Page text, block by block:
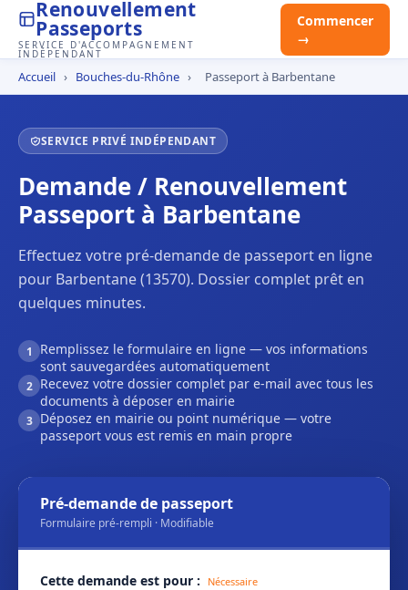
Renouvellement
Passeports
SERVICE D'ACCOMPAGNEMENT
INDÉPENDANT
Commencer
→
Accueil › Bouches-du-Rhône › Passeport à Barbentane
SERVICE PRIVÉ INDÉPENDANT
Demande / Renouvellement
Passeport à Barbentane
Effectuez votre pré-demande de passeport en ligne
pour Barbentane (13570). Dossier complet prêt en
quelques minutes.
1
Remplissez le formulaire en ligne — vos informations
sont sauvegardées automatiquement
2 Recevez votre dossier complet par e-mail avec tous les
documents à déposer en mairie
3 Déposez en mairie ou point numérique — votre
passeport vous est remis en main propre
Pré-demande de passeport
Formulaire pré-rempli · Modifiable
Cette demande est pour : Nécessaire